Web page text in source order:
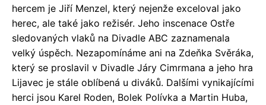
hercem je Jiří Menzel, který nejenže exceloval jako
herec, ale také jako režisér. Jeho inscenace Ostře
sledovaných vlaků na Divadle ABC zaznamenala
velký úspěch. Nezapomínáme ani na Zdeňka Svěráka,
který se proslavil v Divadle Járy Cimrmana a jeho hra
Lijavec je stále oblíbená u diváků. Dalšími vynikajícími
herci jsou Karel Roden, Bolek Polívka a Martin Huba,